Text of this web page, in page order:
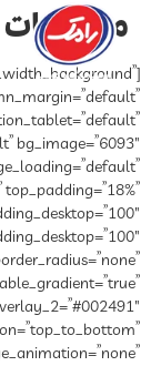
معلومات
bg_image=”6093″